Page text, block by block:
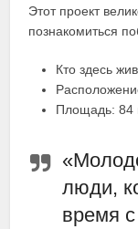
Этот проект
познакомиться
Кто здесь
Площадь: 84
люди,
время